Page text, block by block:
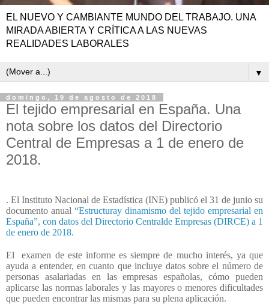
EL NUEVO Y CAMBIANTE MUNDO DEL TRABAJO. UNA
MIRADA ABIERTA Y CRÍTICA A LAS NUEVAS
REALIDADES LABORALES
▼
domingo, 19 de agosto de 2018
El tejido empresarial en España. Una
nota sobre los datos del Directorio
Central de Empresas a 1 de enero de
2018.
. El Instituto Nacional de Estadística (INE) publicó el 31 de junio su
documento anual “Estructuray dinamismo del tejido empresarial en
España”, con datos del Directorio Centralde Empresas (DIRCE) a 1
de enero de 2018.
El
examen de este informe es siempre de mucho interés, ya que
ayuda a entender, en cuanto que incluye datos sobre el número de
personas asalariadas en las empresas españolas, cómo pueden
aplicarse las normas laborales y las mayores o menores dificultades
que pueden encontrar las mismas para su plena aplicación.